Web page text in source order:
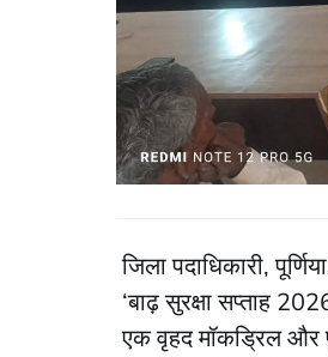
जिला पदाधिकारी,
‘बाढ़ सुरक्षा सप्ताह
एक वृहद मॉकड्रिल और